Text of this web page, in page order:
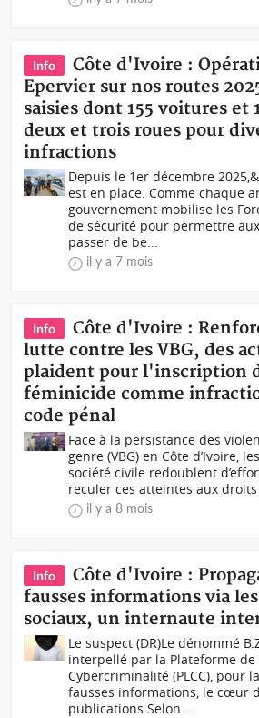
Info
Côte d'Ivoire :
Epervier sur nos routes
saisies dont 155 voitures et
deux et trois roues pour
infractions
Depuis le 1er décembre
est en place. Comme chaque
gouvernement mobilise les
de sécurité pour permettre
passer de be...
il y a 7 mois
Info
Côte d'Ivoire :
lutte contre les VBG, des
plaident pour l'inscription
féminicide comme
code pénal
Face à la persistance des
genre (VBG) en Côte d’Ivoire,
société civile redoublent
reculer ces atteintes aux
il y a 8 mois
Info
Côte d'Ivoire :
fausses informations via
sociaux, un internaute
Le suspect (DR)Le dénommé
interpellé par la Plateforme
Cybercriminalité (PLCC), pour
fausses informations, le cœur
publications.Selon...